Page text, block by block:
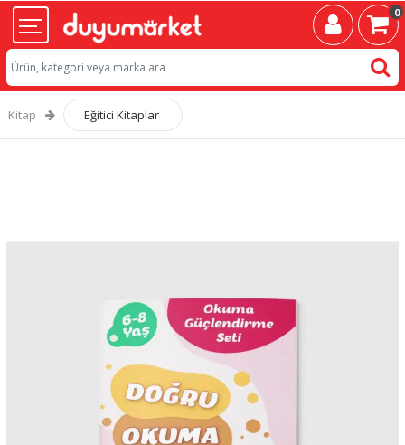
0
Kitap Eğitici Kitaplar